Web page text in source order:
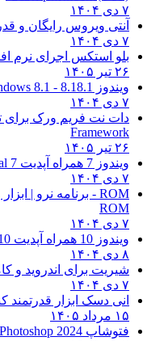
۷ دی ۱۴۰۴
آنتی ویروس رایگان و
۷ دی ۱۴۰۴
بلو استکس اجرای نرم
۲۶ تیر ۱۴۰۵
ویندوز 8.1
8.1 - Microsoft Windows 8.1
۷ دی ۱۴۰۴
دات نت فریم ورک برای
Framework
۲۶ تیر ۱۴۰۵
ویندوز 7 همراه آپدیت 7 SP1
۷ دی ۱۴۰۴
ROM - برنامه نرو | ابزار رایت حرفه ای و
ROM
۷ دی ۱۴۰۴
ویندوز 10 همراه آپدیت 10 22H2
۸ دی ۱۴۰۴
شیریت برای اندروید و
۷ دی ۱۴۰۴
انی دسک ابزار قدرتمند
۱۵ مرداد ۱۴۰۵
فتوشاپ CC 2025 2024